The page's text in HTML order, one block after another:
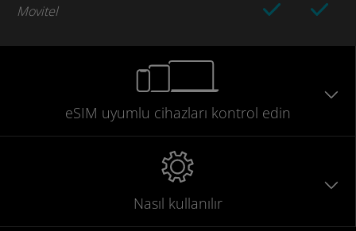
Movitel
eSIM uyumlu cihazları kontrol edin
Nasıl kullanılır